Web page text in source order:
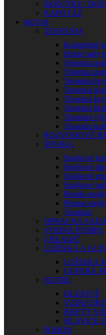
SKRUTKY /
KAPOTÁŽ
MOTOR
TESNENIA
Kompletné
Horné sady
Tesnenia
Tesnenia
Tesnenia
Tesnenia
Tesnenia
Tesnenia
Tesnenia
Tesnenia
ROZVODOVÉ
SPOJKA
Spojkové
Spojkové
Spojkové
Spojkové
Piestik
Pumpa
Tesnenia
OPRAVNÁ
VODNÁ PUMPA
CHLADIČ
LOŽISKÁ A
LOŽISKÁ
GUFERÁ
FILTRE
OLEJOVÉ
KRYTY
HLAVICE
POHON